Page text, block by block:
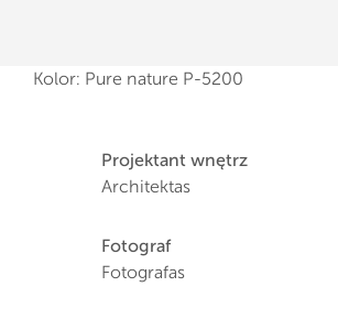
Kolor: Pure nature P-5200
Projektant wnętrz
Architektas
Fotograf
Fotografas